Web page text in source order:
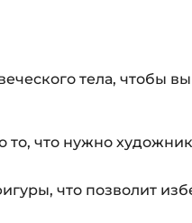
тела, чтобы
что нужно
что позволит